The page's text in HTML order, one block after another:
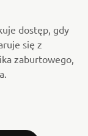
dostęp, gdy
się z
zaburtowego,